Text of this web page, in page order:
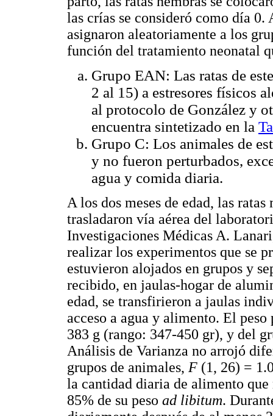
las crías se consideró como día 0.
asignaron aleatoriamente a los
función del tratamiento neonatal
Grupo EAN: Las ratas de
2 al 15) a estresores físicos
al protocolo de González y
encuentra sintetizado en la
Grupo C: Los animales de
y no fueron perturbados,
agua y comida diaria.
A los dos meses de edad, las
trasladaron vía aérea del
Investigaciones Médicas A.
realizar los experimentos que se
estuvieron alojados en grupos y
recibido, en jaulas-hogar de
edad, se transfirieron a jaulas
acceso a agua y alimento. El
383 g (rango: 347-450 gr), y del
Análisis de Varianza no arrojó
grupos de animales, F (1, 26) =
la cantidad diaria de alimento
85% de su peso ad libitum.